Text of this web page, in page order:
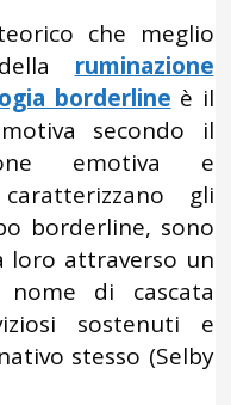
che meglio
ruminazione
borderline è il
secondo il
emotiva e
gli
borderline, sono
loro attraverso un
di cascata
sostenuti e
stesso (Selby